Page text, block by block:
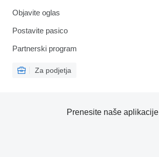
Objavite oglas
Postavite pasico
Partnerski program
Za podjetja
Prenesite naše aplikacije